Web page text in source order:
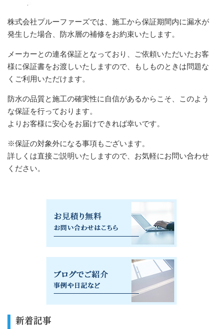
株式会社プルーファーズでは、施工から保証期間内に漏水が
発生した場合、防水層の補修をお約束いたします。
メーカーとの連名保証となっており、ご依頼いただいたお客
様に保証書をお渡しいたしますので、もしものときは問題な
くご利用いただけます。
防水の品質と施工の確実性に自信があるからこそ、このよう
な保証を行っております。
よりお客様に安心をお届けできれば幸いです。
※保証の対象外になる事項もございます。
詳しくは直接ご説明いたしますので、お気軽にお問い合わせ
ください。
新着記事